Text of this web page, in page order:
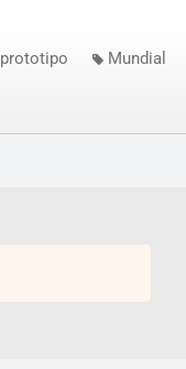
prototipo Mundial